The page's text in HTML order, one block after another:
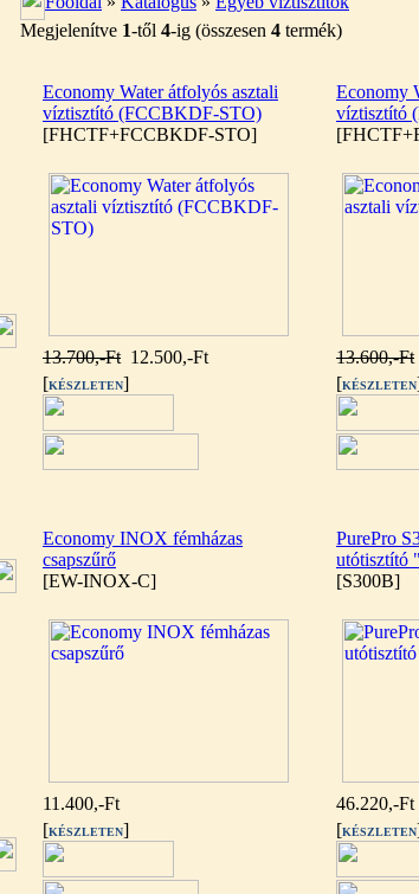
Megjelenítve 1-től 4-ig (összesen 4 termék)
Economy Water átfolyós asztali
víztisztító (FCCBKDF-STO)
[FHCTF+FCCBKDF-STO]
13.700,-Ft 12.500,-Ft
[KÉSZLETEN]
Economy
víztisztító
13.600,-Ft
[KÉSZLETEN
Economy INOX fémházas
csapszűrő
[EW-INOX-C]
11.400,-Ft
[KÉSZLETEN]
PurePro
utótisztító
[S300B]
46.220,-Ft
[KÉSZLETEN